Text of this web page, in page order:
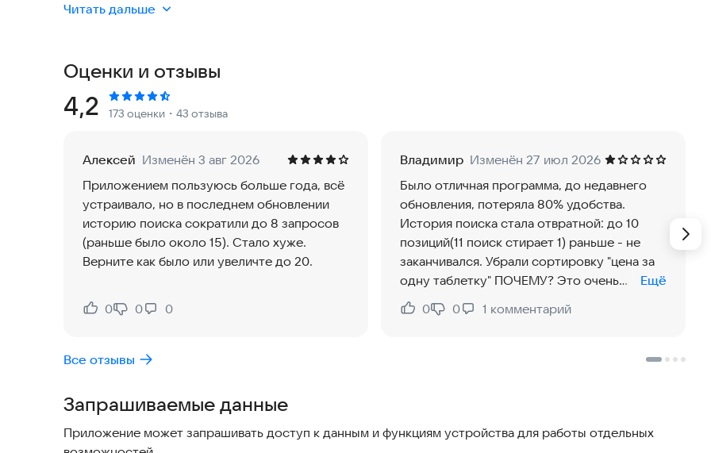
Мы работаем как с известными и проверенными аптечными сетями, такими как: «Здравсити», АСНА,
Будем рады обратной связи. Пишите на
https://t.me/spravmedika
Читать дальше
Оценки и отзывы
Рейтинг:
4,2 173 оценки ・43 отзыва
Алексей Изменён 3 авг 2026
Приложением пользуюсь больше года, всё
устраивало, но в последнем обновлении
историю поиска сократили до 8 запросов
(раньше было около 15). Стало хуже.
Верните как было или увеличте до 20.
Нравится:
0
Не нравится:
0 0
Владимир Изменён 27 июл 2026
Было отличная программа, до недавнего
обновления, потеряла 80% удобства.
История поиска стала отвратной: до 10
позиций(11 поиск стирает 1) раньше - не
заканчивался. Убрали сортировку "цена за
одну таблетку" ПОЧЕМУ? Это очень
ускоряет поиск(когда у тебя курс 15
таблеток и легко посмотреть выгодно две
Ещё
Нравится:
0
Не нравится:
0 1 комментарий
Все отзывы
Запрашиваемые данные
Приложение может запрашивать доступ к данным и функциям устройства для работы отдельных